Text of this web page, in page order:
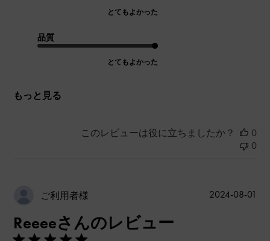
とてもよかった
品質
とてもよかった
もっと見る
このレビューは役に立ちましたか？
0
0
ご利用者様
Reeeeさんのレビュー
2024-08-01